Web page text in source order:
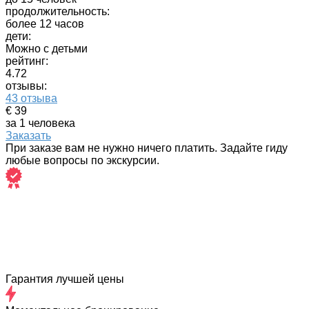
продолжительность:
более 12 часов
дети:
Можно с детьми
рейтинг:
4.72
отзывы:
43 отзыва
€ 39
за 1 человека
Заказать
При заказе вам не нужно ничего платить. Задайте гиду
любые вопросы по экскурсии.
Гарантия лучшей цены